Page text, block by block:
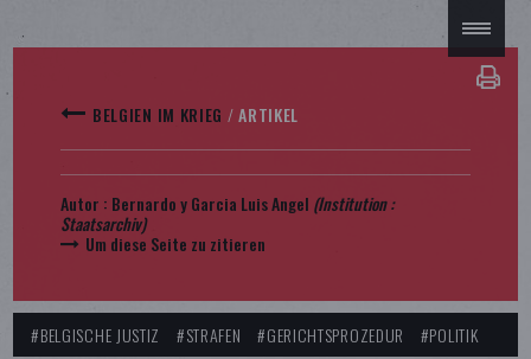
BELGIEN IM KRIEG /ARTIKEL
Autor : Bernardo y Garcia Luis Angel (Institution :
Staatsarchiv)
Um diese Seite zu zitieren
#BELGISCHE JUSTIZ #STRAFEN #GERICHTSPROZEDUR #POLITIK